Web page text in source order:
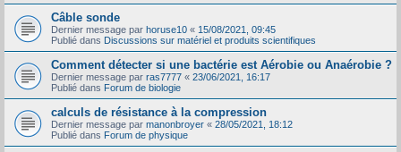
Câble sonde
Dernier message par horuse10 « 15/08/2021, 09:45
Publié dans Discussions sur matériel et produits scientifiques
Comment détecter si une bactérie est Aérobie ou Anaérobie ?
Dernier message par ras7777 « 23/06/2021, 16:17
Publié dans Forum de biologie
calculs de résistance à la compression
Dernier message par manonbroyer « 28/05/2021, 18:12
Publié dans Forum de physique